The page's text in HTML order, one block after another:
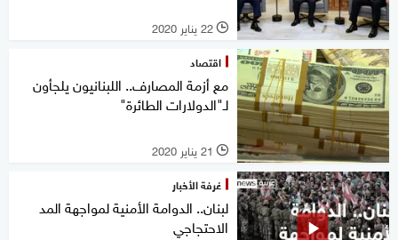
l 22 يناير 2020
اقتصاد
مع أزمة المصارف.. اللبنانيون يلجأون
لـ"الدولارات الطائرة"
l 21 يناير 2020
غرفة الأخبار
لبنان.. الدوامة الأمنية لمواجهة المد
الاحتجاجي